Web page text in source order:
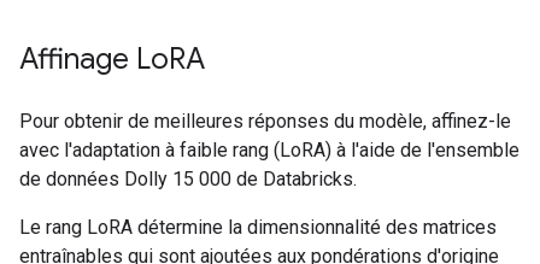
Response:
Affinage LoRA
Pour obtenir de meilleures réponses du modèle, affinez-le
avec l'adaptation à faible rang (LoRA) à l'aide de l'ensemble
de données Dolly 15 000 de Databricks.
Le rang LoRA détermine la dimensionnalité des matrices
entraînables qui sont ajoutées aux pondérations d'origine